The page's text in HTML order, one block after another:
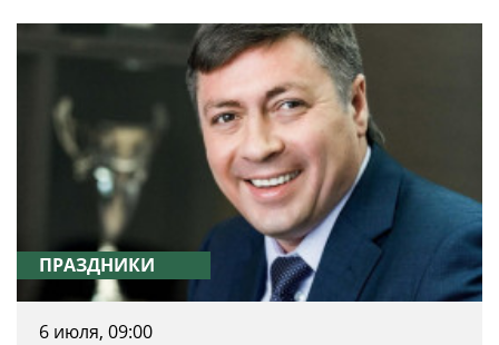
ПРАЗДНИКИ
6 июля, 09:00